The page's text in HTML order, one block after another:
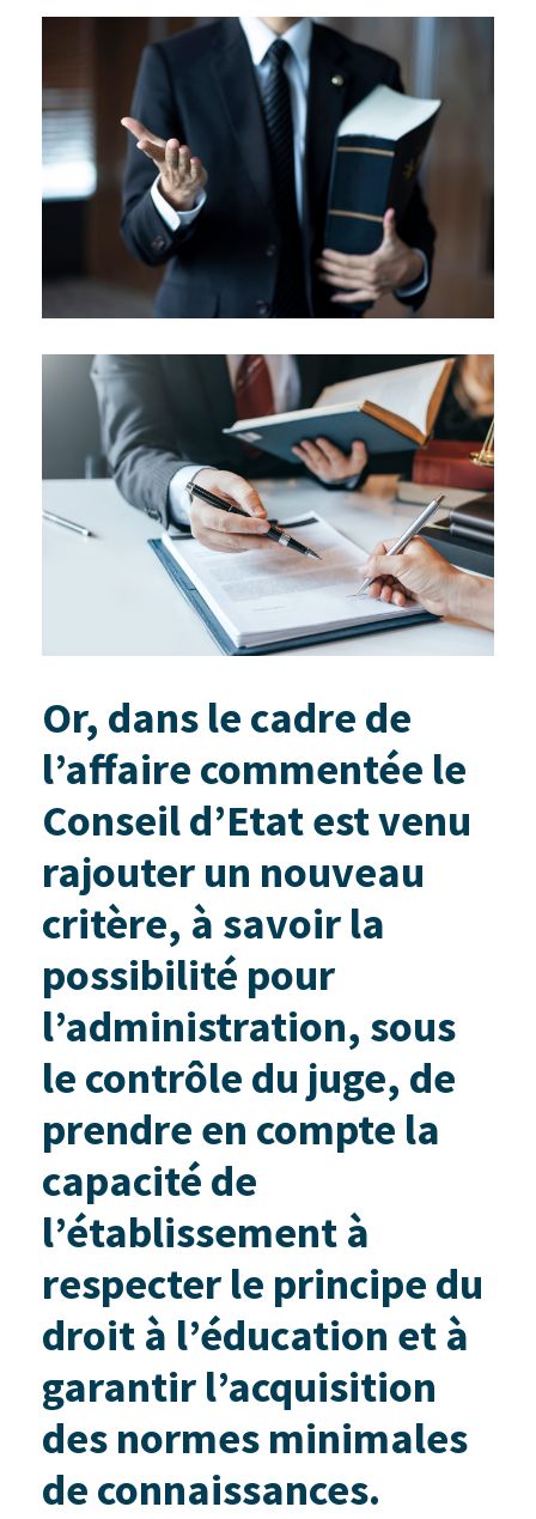
Or, dans le cadre de
l’affaire commentée le
Conseil d’Etat est venu
rajouter un nouveau
critère, à savoir la
possibilité pour
l’administration, sous
le contrôle du juge, de
prendre en compte la
capacité de
l’établissement à
respecter le principe du
droit à l’éducation et à
garantir l’acquisition
des normes minimales
de connaissances.